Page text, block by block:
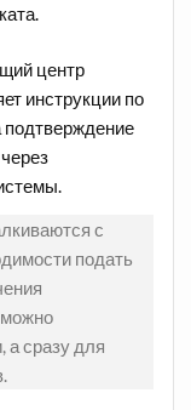
центр
инструкции по
с
подать
можно
а сразу для